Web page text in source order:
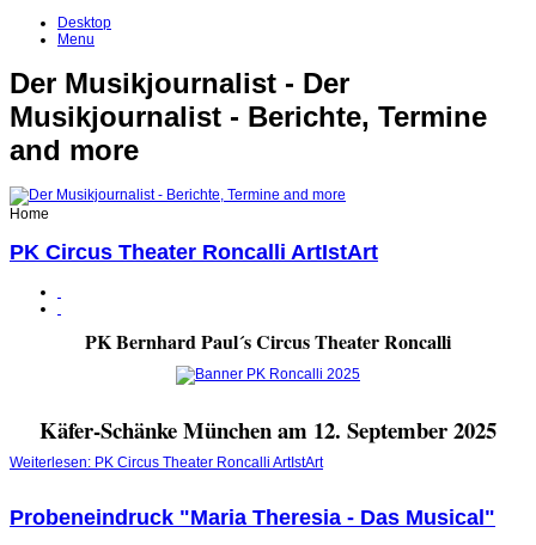
Desktop
Menu
Der Musikjournalist - Der
Musikjournalist - Berichte, Termine
and more
Home
PK Circus Theater Roncalli ArtIstArt
PK Bernhard Paul´s Circus Theater Roncalli
Käfer-Schänke München am 12. September 2025
Weiterlesen: PK Circus Theater Roncalli ArtIstArt
Probeneindruck "Maria Theresia - Das Musical"